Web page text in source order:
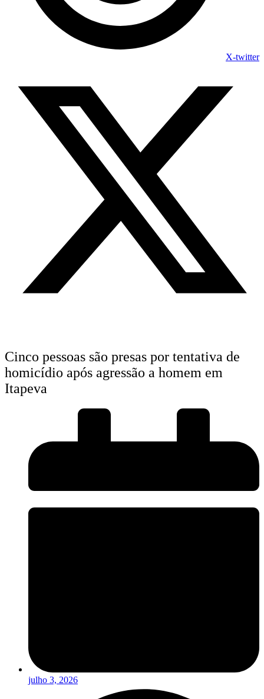
X-twitter
Cinco pessoas são presas por tentativa de
homicídio após agressão a homem em
Itapeva
julho 3, 2026